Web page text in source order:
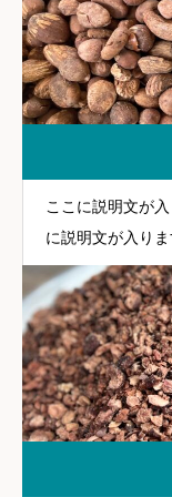
ここに説明文が
に説明文が入り
こに説明文が入